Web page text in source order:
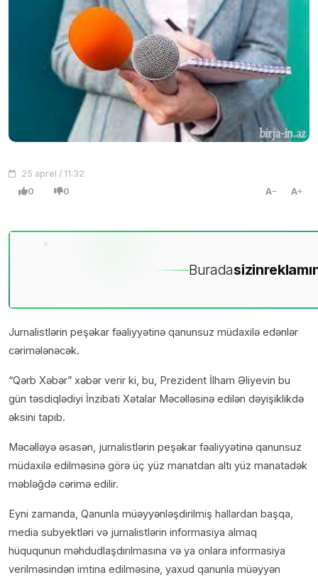
25 aprel / 11:32
0 0 A A
Buradasizin
Jurnalistlərin peşəkar fəaliyyətinə qanunsuz müdaxilə edənlər
cərimələnəcək.
“Qərb Xəbər” xəbər verir ki, bu, Prezident İlham Əliyevin bu
gün təsdiqlədiyi İnzibati Xətalar Məcəlləsinə edilən dəyişiklikdə
əksini tapıb.
Məcəlləyə əsasən, jurnalistlərin peşəkar fəaliyyətinə qanunsuz
müdaxilə edilməsinə görə üç yüz manatdan altı yüz manatadək
məbləğdə cərimə edilir.
Eyni zamanda, Qanunla müəyyənləşdirilmiş hallardan başqa,
media subyektləri və jurnalistlərin informasiya almaq
hüququnun məhdudlaşdırılmasına və ya onlara informasiya
verilməsindən imtina edilməsinə, yaxud qanunla müəyyən